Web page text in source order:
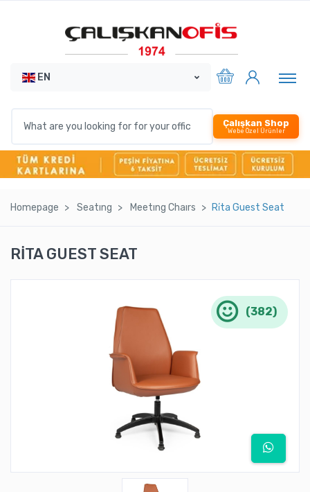
EN
Çalışkan Shop
Webe Özel Ürünler
Homepage Seatıng Meetıng Chaırs Ri̇ta Guest Seat
RİTA GUEST SEAT
(382)